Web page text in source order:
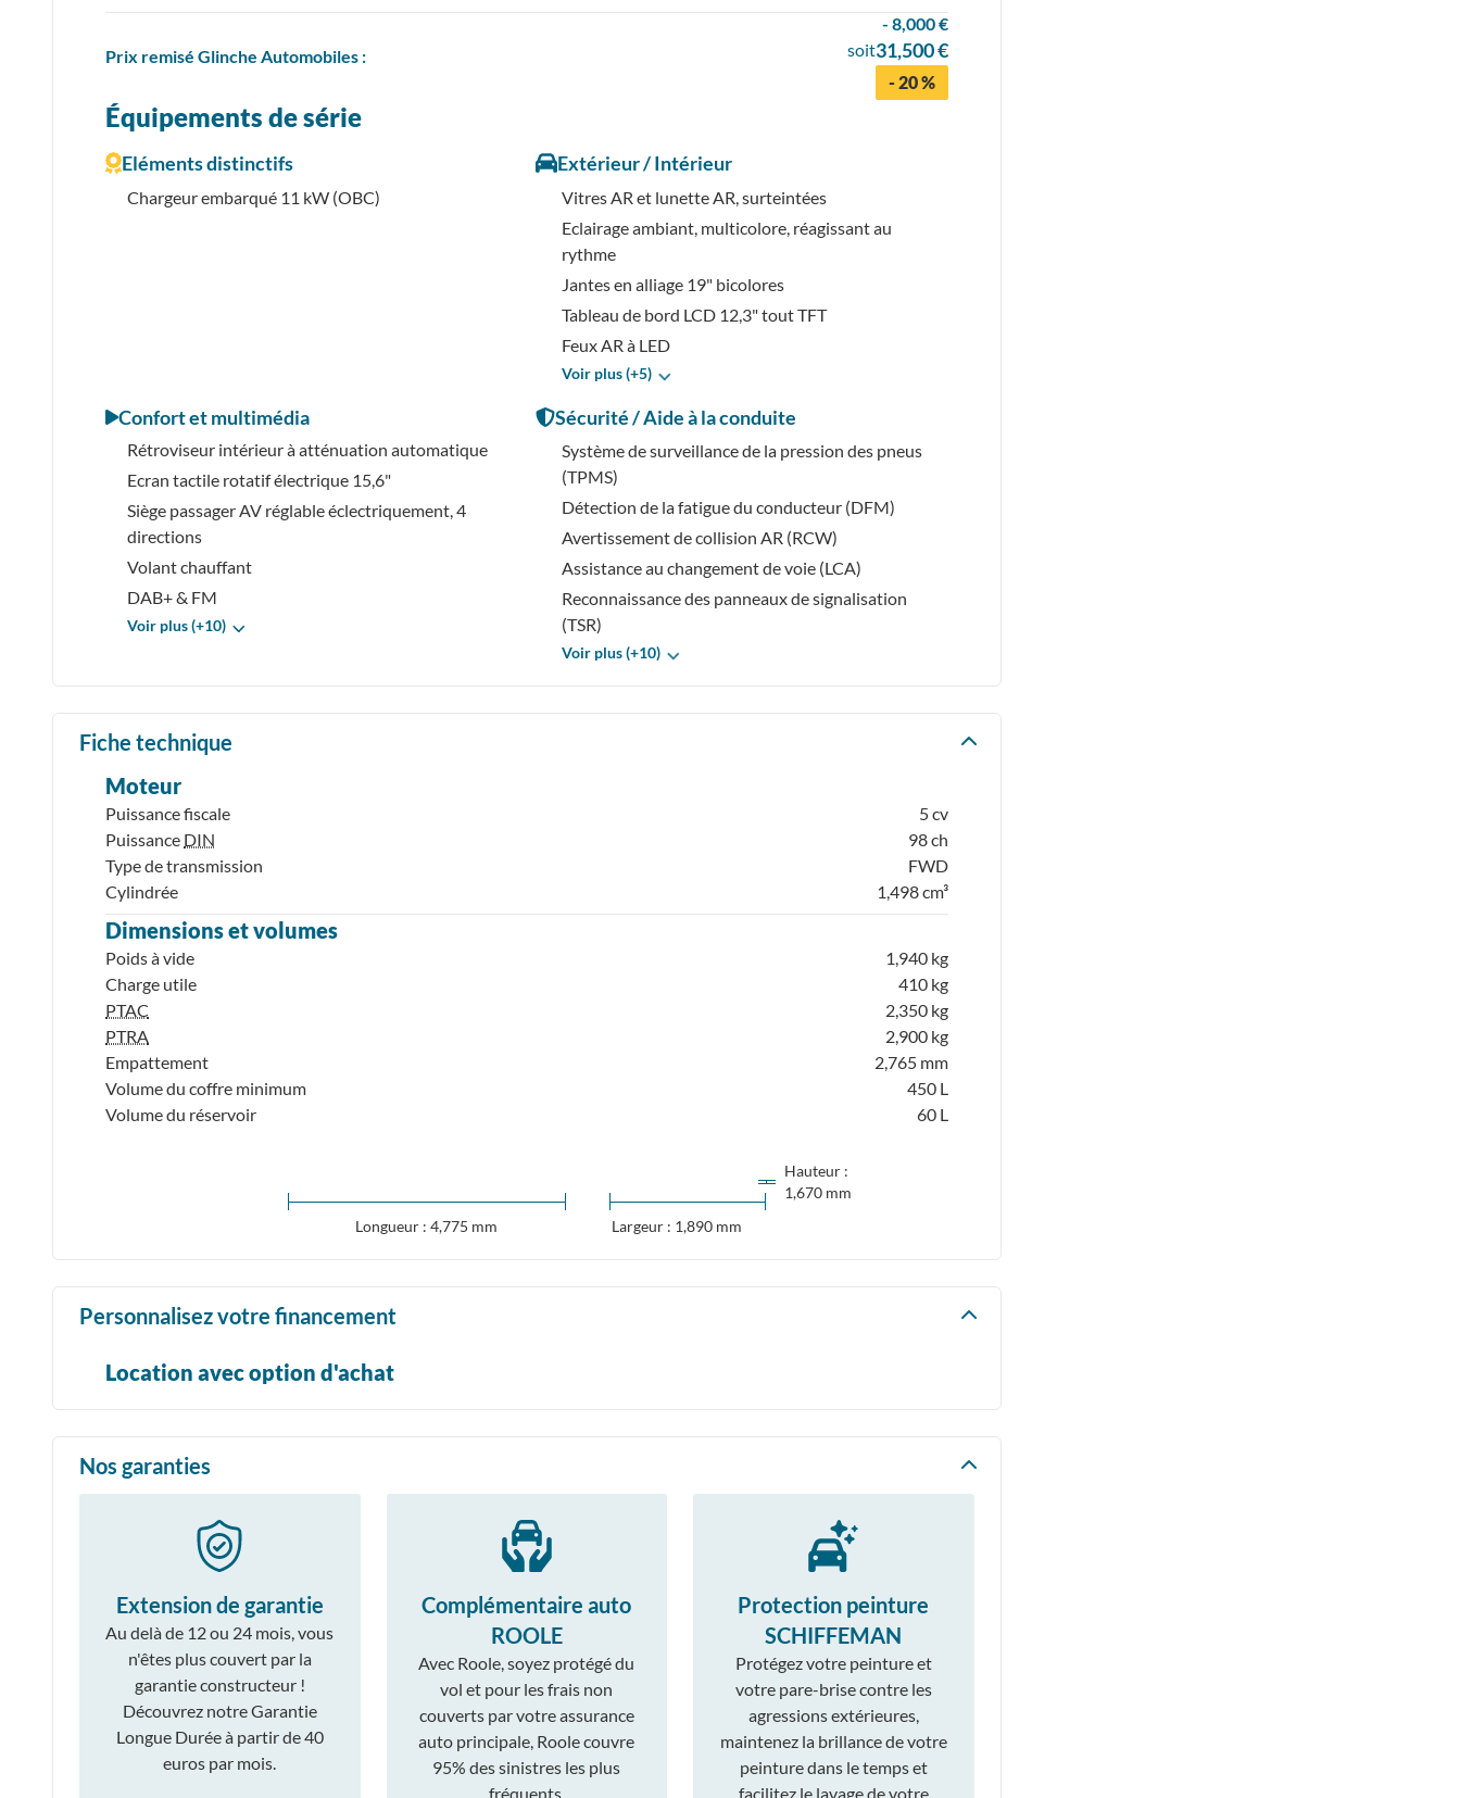
Prix remisé Glinche Automobiles :
- 8,000 €
soit31,500 €
- 20 %
Équipements de série
Eléments distinctifs
Chargeur embarqué 11 kW (OBC)
Extérieur / Intérieur
Vitres AR et lunette AR, surteintées
Eclairage ambiant, multicolore, réagissant au
rythme
Jantes en alliage 19" bicolores
Tableau de bord LCD 12,3" tout TFT
Feux AR à LED
Voir plus (+5)
Confort et multimédia
Rétroviseur intérieur à atténuation automatique
Ecran tactile rotatif électrique 15,6"
Siège passager AV réglable éclectriquement, 4
directions
Volant chauffant
DAB+ & FM
Voir plus (+10)
Sécurité / Aide à la conduite
Système de surveillance de la pression des pneus
(TPMS)
Détection de la fatigue du conducteur (DFM)
Avertissement de collision AR (RCW)
Assistance au changement de voie (LCA)
Reconnaissance des panneaux de signalisation
(TSR)
Voir plus (+10)
Fiche technique
Moteur
Puissance fiscale
5 cv
Puissance DIN
98 ch
Type de transmission
FWD
Cylindrée
1,498 cm³
Dimensions et volumes
Poids à vide
1,940 kg
Charge utile
410 kg
PTAC
2,350 kg
PTRA
2,900 kg
Empattement
2,765 mm
Volume du coffre minimum
450 L
Volume du réservoir
60 L
Longueur : 4,775 mm
Hauteur :
1,670 mm
Largeur : 1,890 mm
Personnalisez votre financement
Location avec option d'achat
Nos garanties
Extension de garantie
Au delà de 12 ou 24 mois, vous
n'êtes plus couvert par la
garantie constructeur !
Découvrez notre Garantie
Longue Durée à partir de 40
euros par mois.
Complémentaire auto
ROOLE
Avec Roole, soyez protégé du
vol et pour les frais non
couverts par votre assurance
auto principale, Roole couvre
95% des sinistres les plus
fréquents.
Protection peinture
SCHIFFEMAN
Protégez votre peinture et
votre pare-brise contre les
agressions extérieures,
maintenez la brillance de votre
peinture dans le temps et
facilitez le lavage de votre